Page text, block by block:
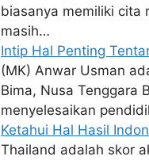
biasanya memiliki cita
masih…
Intip Hal Penting
(MK) Anwar Usman
Bima, Nusa Tenggara
menyelesaikan
Ketahui Hal Hasil
Thailand adalah skor